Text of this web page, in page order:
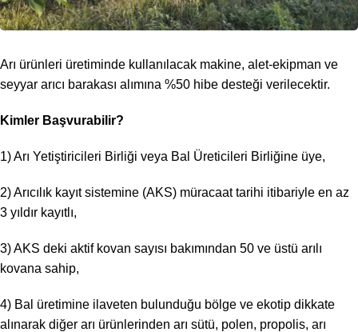
Arı ürünleri üretiminde kullanılacak makine, alet-ekipman ve
seyyar arıcı barakası alımına %50 hibe desteği verilecektir.
Kimler Başvurabilir?
1) Arı Yetiştiricileri Birliği veya Bal Üreticileri Birliğine üye,
2) Arıcılık kayıt sistemine (AKS) müracaat tarihi itibariyle en az
3 yıldır kayıtlı,
3) AKS deki aktif kovan sayısı bakımından 50 ve üstü arılı
kovana sahip,
4) Bal üretimine ilaveten bulunduğu bölge ve ekotip dikkate
alınarak diğer arı ürünlerinden arı sütü, polen, propolis, arı